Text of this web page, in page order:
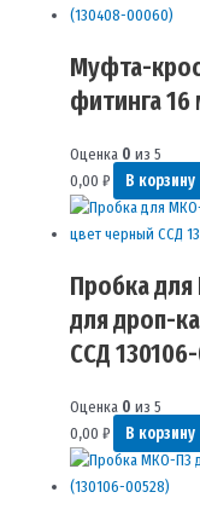
Муфта-
фитинга
Оценка 0 из 5
0,00 ₽ В корзину
Пробка
для дроп-
ССД
Оценка 0 из 5
0,00 ₽ В корзину